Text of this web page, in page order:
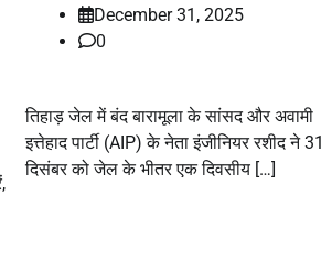
December 31, 2025
0
तिहाड़ जेल में बंद बारामूला के सांसद और अवामी
इत्तेहाद पार्टी (AIP) के नेता इंजीनियर रशीद ने 31
दिसंबर को जेल के भीतर एक दिवसीय […]